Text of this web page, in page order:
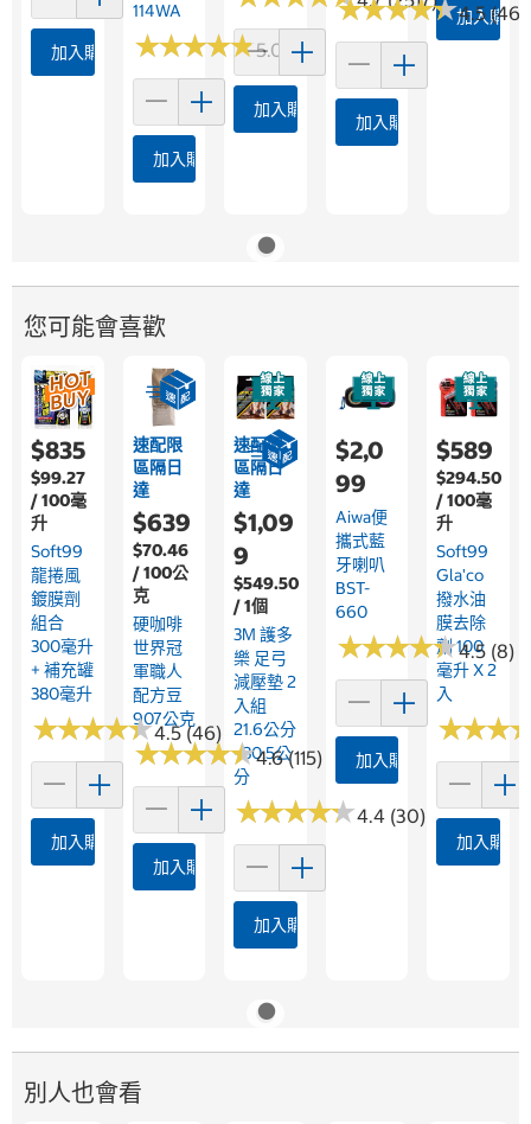
加入購物車
114WA
★★★★★
★★★★★5.0 (1)
加入購物車
加入購物車
★★★★★
★★★★★4.5 (46)
加入購物車
加入購物
您可能會喜歡
$835
$99.27
/ 100毫
升
Soft99
龍捲風
鍍膜劑
組合
300毫升
+ 補充罐
380毫升
★★★★★
★★★★★4.5 (46)
加入購物車
速配限
區隔日
達
$639
$70.46
/ 100公
克
硬咖啡
世界冠
軍職人
配方豆
907公克
★★★★★
★★★★★4.6 (115)
加入購物車
速配限
區隔日
達
$1,09
9
$549.50
/ 1個
3M 護多
樂 足弓
減壓墊 2
入組
21.6公分
- 30.5公
分
★★★★★
★★★★★4.4 (30)
加入購物車
$2,0
99
Aiwa便
攜式藍
牙喇叭
BST-
660
★★★★★
★★★★★4.5 (8)
加入購物車
$589
$294.50
/ 100毫
升
Soft99
Gla'co
撥水油
膜去除
劑 100
毫升 X 2
入
★★★
★★★
加入購物
別人也會看